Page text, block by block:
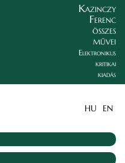
Kazinczy
Ferenc
összes
művei
Elektronikus
kritikai
kiadás
HU EN